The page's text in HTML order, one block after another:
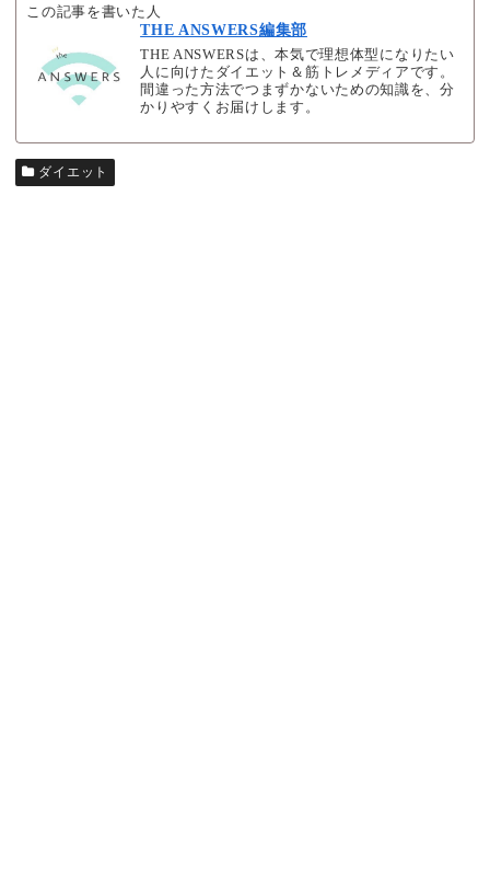
この記事を書いた人
THE ANSWERS編集部
THE ANSWERSは、本気で理想体型になりたい
人に向けたダイエット＆筋トレメディアです。
間違った方法でつまずかないための知識を、分
かりやすくお届けします。
ダイエット